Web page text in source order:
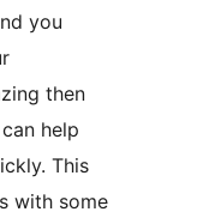
you
then
help
This
with some